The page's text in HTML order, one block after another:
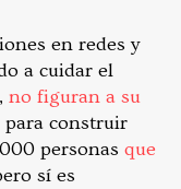
en redes y
a cuidar el
no figuran a su
construir
personas que
sí es